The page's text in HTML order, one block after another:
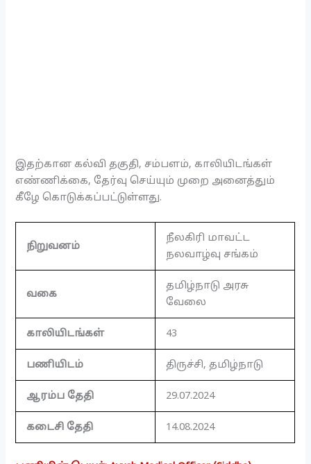
இதற்கான கல்வி தகுதி, சம்பளம், காலியிடங்கள்
எண்ணிக்கை, தேர்வு செய்யும் முறை அனைத்தும்
கீழே கொடுக்கப்பட்டுள்ளது.
நிறுவனம்
நீலகிரி மாவட்ட
நலவாழ்வு சங்கம்
வகை
தமிழ்நாடு அரசு
வேலை
காலியிடங்கள் 43
பணியிடம் திருச்சி, தமிழ்நாடு
ஆரம்ப தேதி 29.07.2024
கடைசி தேதி 14.08.2024